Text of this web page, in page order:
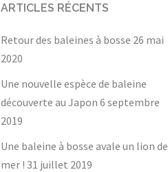
ARTICLES RÉCENTS
Retour des baleines à bosse 26 mai
2020
Une nouvelle espèce de baleine
découverte au Japon 6 septembre
2019
Une baleine à bosse avale un lion de
mer ! 31 juillet 2019